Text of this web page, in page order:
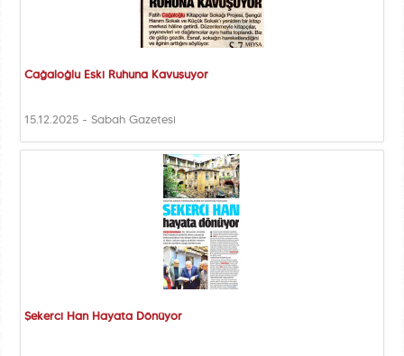
Cağaloğlu Eski Ruhuna Kavuşuyor
15.12.2025 - Sabah Gazetesi
Şekerci Han Hayata Dönüyor